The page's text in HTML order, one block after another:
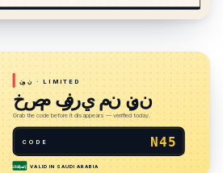
نون · LIMITED
خصم فوري من نون
Grab the code before it disappears — verified today.
CODE N45
لا إله إلا الله VALID IN SAUDI ARABIA